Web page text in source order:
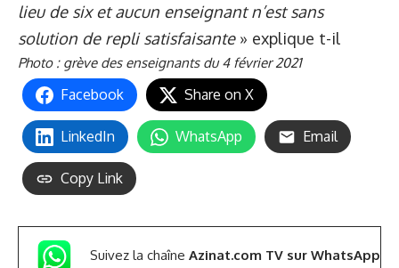
lieu de six et aucun enseignant n’est sans
solution de repli satisfaisante» explique t-il
Photo : grève des enseignants du 4 février 2021
Facebook Share on X
LinkedIn WhatsApp Email
Copy Link
Suivez la chaîne Azinat.com TV sur WhatsApp